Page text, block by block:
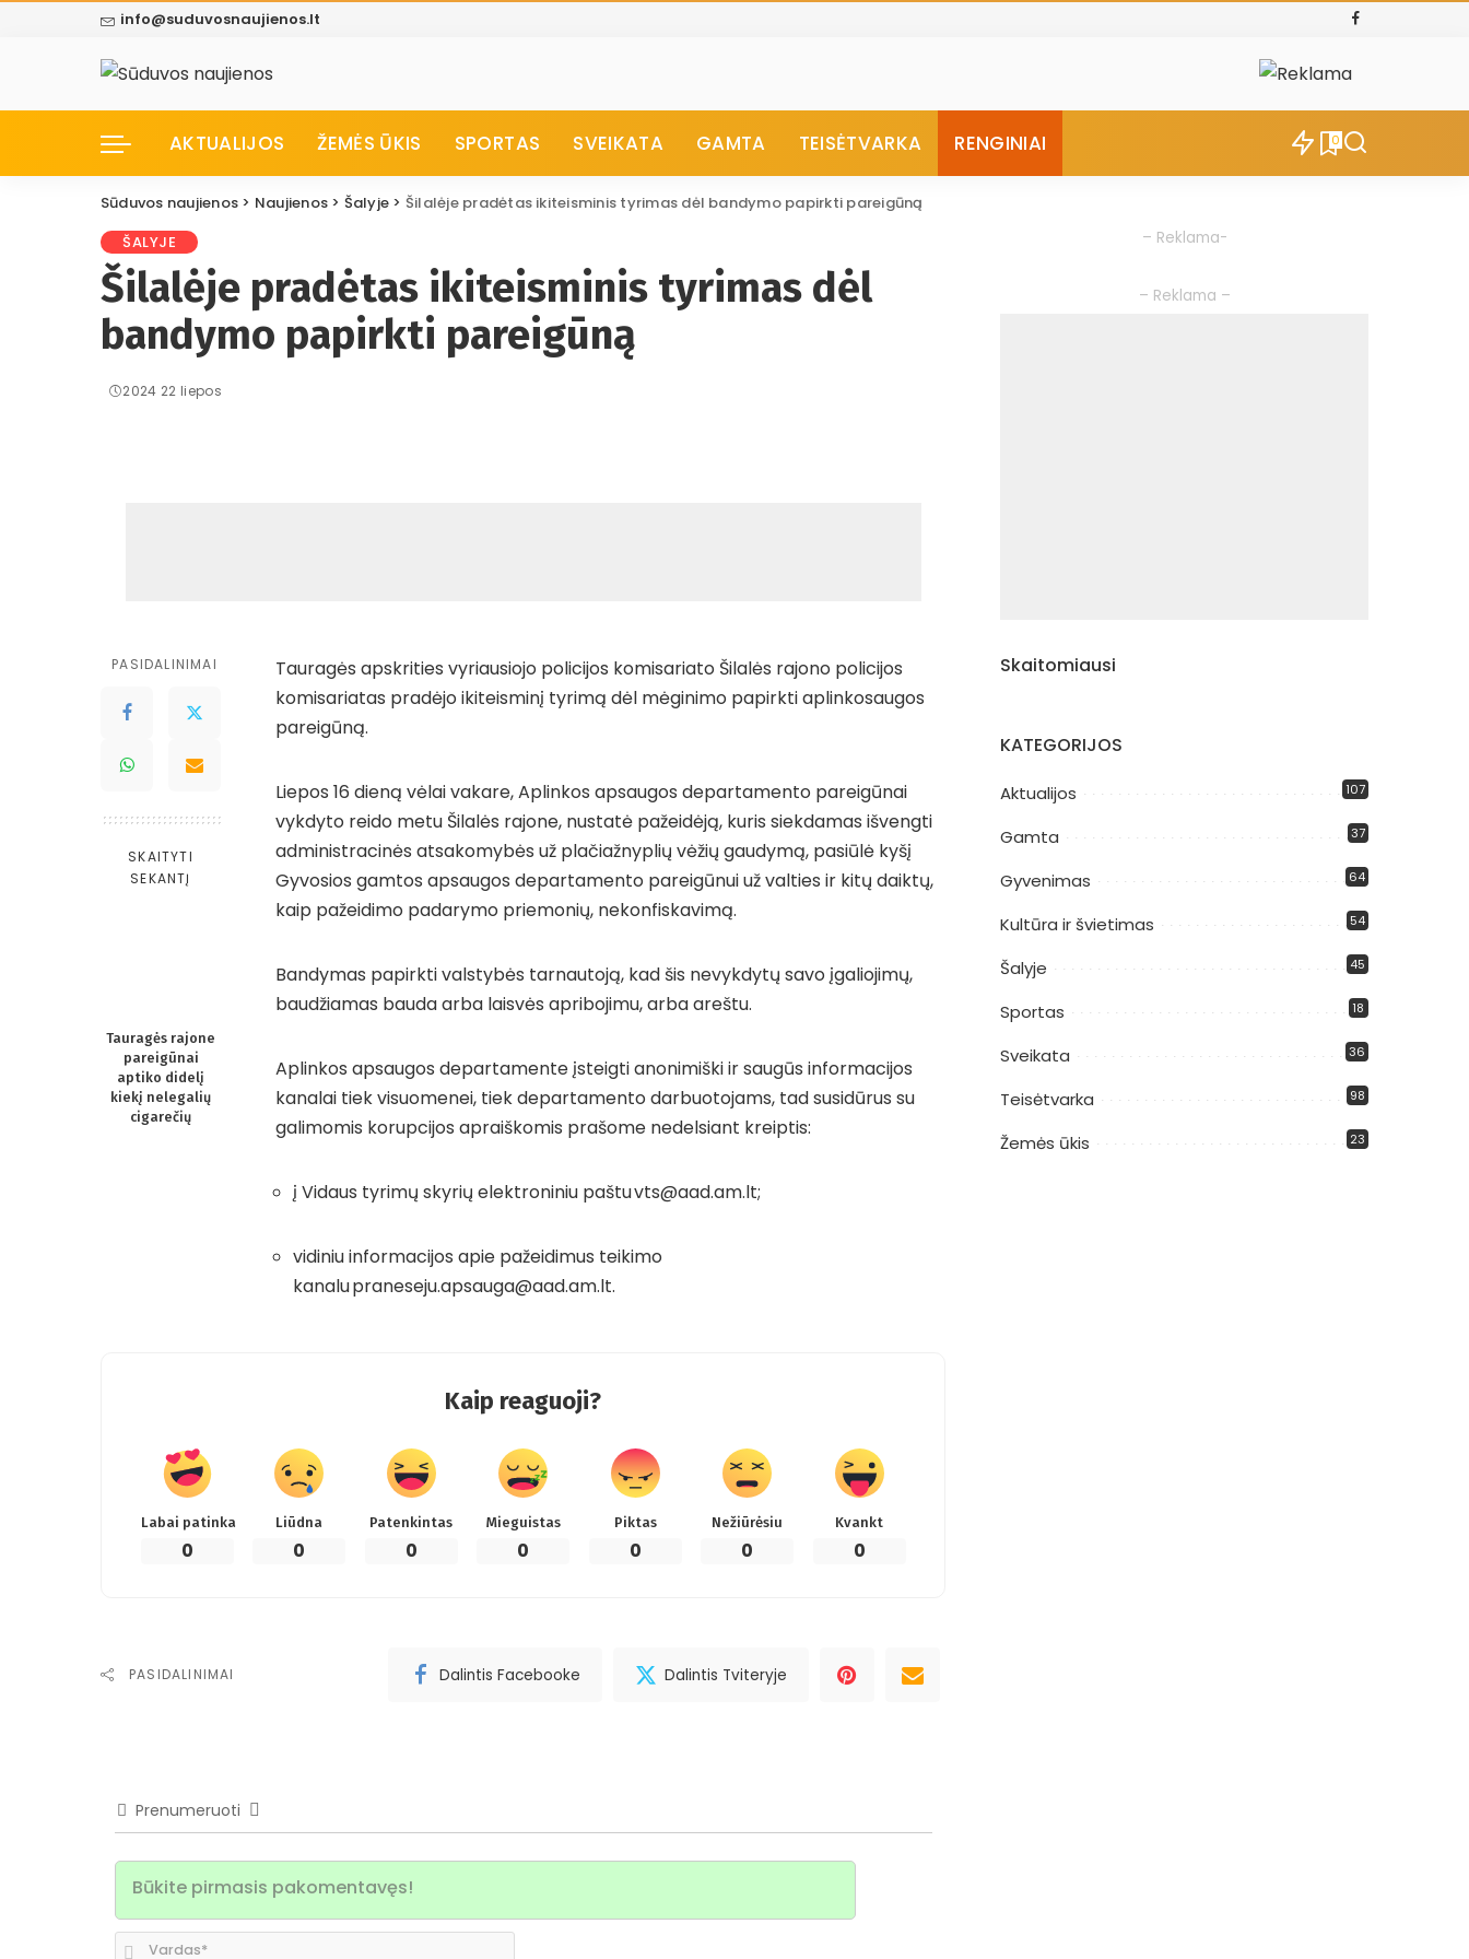
info@suduvosnaujienos.lt
AKTUALIJOS ŽEMĖS ŪKIS SPORTAS SVEIKATA GAMTA TEISĖTVARKA RENGINIAI 0
Sūduvos naujienos > Naujienos > Šalyje > Šilalėje pradėtas ikiteisminis tyrimas dėl bandymo papirkti pareigūną
ŠALYJE
Šilalėje pradėtas ikiteisminis tyrimas dėl
bandymo papirkti pareigūną
2024 22 liepos
PASIDALINIMAI
SKAITYTI
SEKANTĮ
Tauragės rajone
pareigūnai
aptiko didelį
kiekį nelegalių
cigarečių
Tauragės apskrities vyriausiojo policijos komisariato Šilalės rajono policijos
komisariatas pradėjo ikiteisminį tyrimą dėl mėginimo papirkti aplinkosaugos
pareigūną.
Liepos 16 dieną vėlai vakare, Aplinkos apsaugos departamento pareigūnai
vykdyto reido metu Šilalės rajone, nustatė pažeidėją, kuris siekdamas išvengti
administracinės atsakomybės už plačiažnyplių vėžių gaudymą, pasiūlė kyšį
Gyvosios gamtos apsaugos departamento pareigūnui už valties ir kitų daiktų,
kaip pažeidimo padarymo priemonių, nekonfiskavimą.
Bandymas papirkti valstybės tarnautoją, kad šis nevykdytų savo įgaliojimų,
baudžiamas bauda arba laisvės apribojimu, arba areštu.
Aplinkos apsaugos departamente įsteigti anonimiški ir saugūs informacijos
kanalai tiek visuomenei, tiek departamento darbuotojams, tad susidūrus su
galimomis korupcijos apraiškomis prašome nedelsiant kreiptis:
į Vidaus tyrimų skyrių elektroniniu paštuvts@aad.am.lt;
vidiniu informacijos apie pažeidimus teikimo
kanalupraneseju.apsauga@aad.am.lt.
Kaip reaguoji?
Labai patinka
0
Liūdna
0
Patenkintas
0
Mieguistas
0
Piktas
0
Nežiūrėsiu
0
Kvankt
0
PASIDALINIMAI Dalintis Facebooke Dalintis Tviteryje
Prenumeruoti
– Reklama-
– Reklama –
Skaitomiausi
KATEGORIJOS
Aktualijos 107
Gamta 37
Gyvenimas 64
Kultūra ir švietimas 54
Šalyje 45
Sportas 18
Sveikata 36
Teisėtvarka 98
Žemės ūkis 23